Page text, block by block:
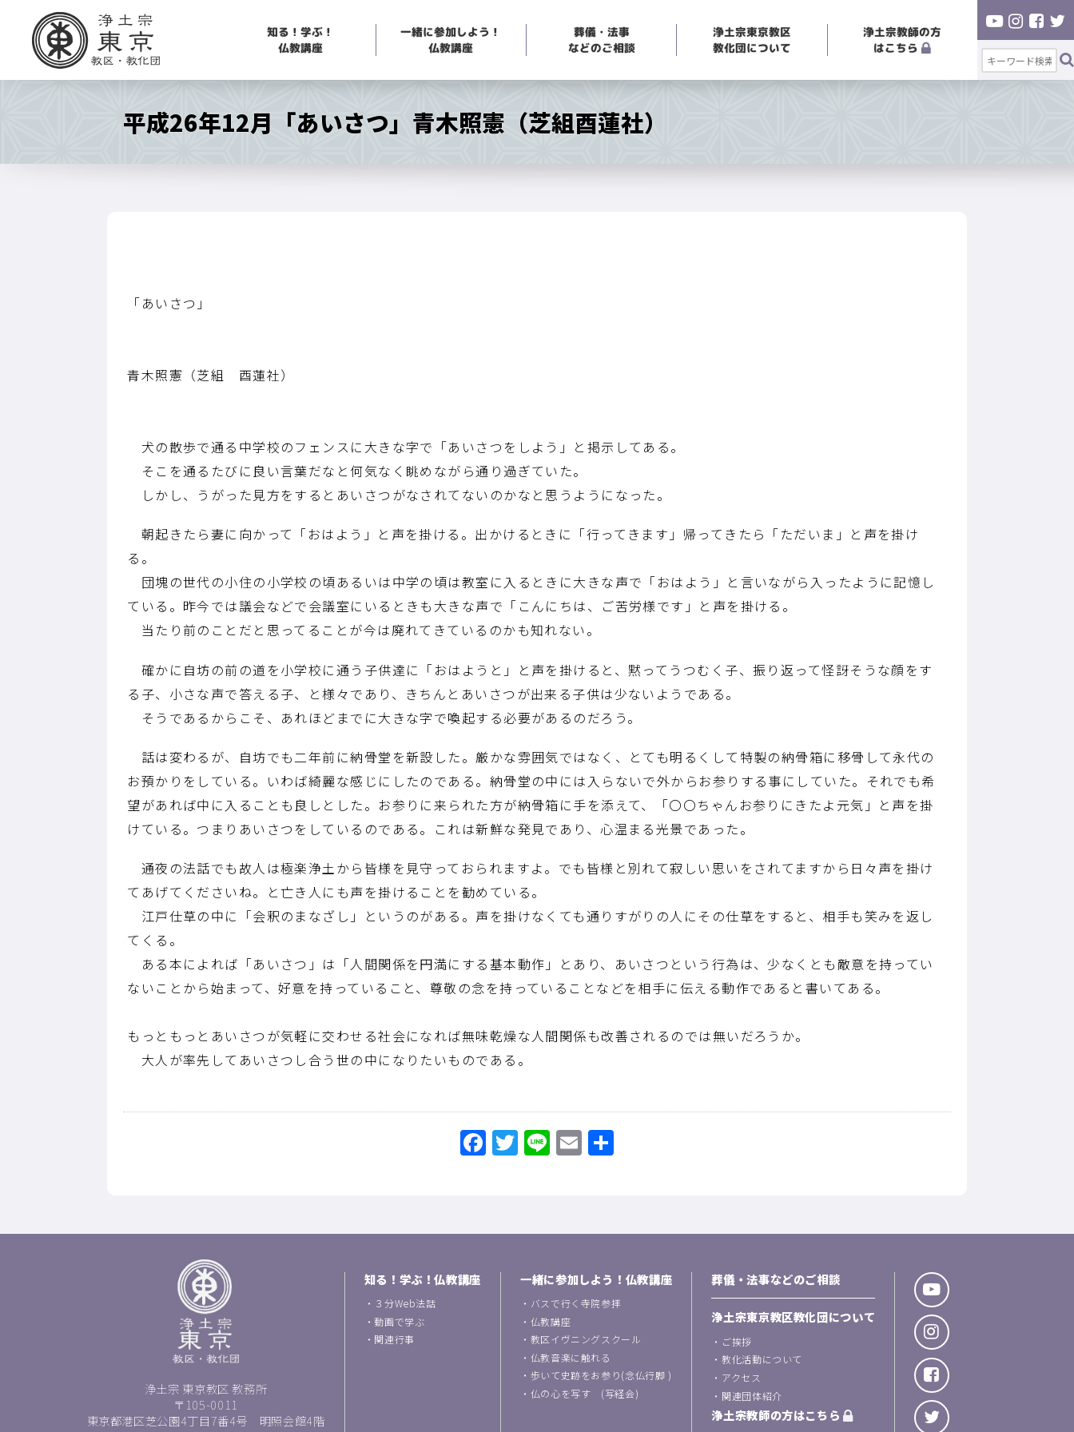
知る！学ぶ！
仏教講座
一緒に参加しよう！
仏教講座
葬儀・法事
などのご相談
浄土宗東京教区
教化団について
浄土宗教師の方
はこちら
平成26年12月「あいさつ」青木照憲（芝組酉蓮社）
「あいさつ」
青木照憲（芝組 酉蓮社）
犬の散歩で通る中学校のフェンスに大きな字で「あいさつをしよう」と掲示してある。
そこを通るたびに良い言葉だなと何気なく眺めながら通り過ぎていた。
しかし、うがった見方をするとあいさつがなされてないのかなと思うようになった。
朝起きたら妻に向かって「おはよう」と声を掛ける。出かけるときに「行ってきます」帰ってきたら「ただいま」と声を掛け
る。
団塊の世代の小住の小学校の頃あるいは中学の頃は教室に入るときに大きな声で「おはよう」と言いながら入ったように記憶し
ている。昨今では議会などで会議室にいるときも大きな声で「こんにちは、ご苦労様です」と声を掛ける。
当たり前のことだと思ってることが今は廃れてきているのかも知れない。
確かに自坊の前の道を小学校に通う子供達に「おはようと」と声を掛けると、黙ってうつむく子、振り返って怪訝そうな顔をす
る子、小さな声で答える子、と様々であり、きちんとあいさつが出来る子供は少ないようである。
そうであるからこそ、あれほどまでに大きな字で喚起する必要があるのだろう。
話は変わるが、自坊でも二年前に納骨堂を新設した。厳かな雰囲気ではなく、とても明るくして特製の納骨箱に移骨して永代の
お預かりをしている。いわば綺麗な感じにしたのである。納骨堂の中には入らないで外からお参りする事にしていた。それでも希
望があれば中に入ることも良しとした。お参りに来られた方が納骨箱に手を添えて、「〇〇ちゃんお参りにきたよ元気」と声を掛
けている。つまりあいさつをしているのである。これは新鮮な発見であり、心温まる光景であった。
通夜の法話でも故人は極楽浄土から皆様を見守っておられますよ。でも皆様と別れて寂しい思いをされてますから日々声を掛け
てあげてくださいね。と亡き人にも声を掛けることを勧めている。
江戸仕草の中に「会釈のまなざし」というのがある。声を掛けなくても通りすがりの人にその仕草をすると、相手も笑みを返し
てくる。
ある本によれば「あいさつ」は「人間関係を円満にする基本動作」とあり、あいさつという行為は、少なくとも敵意を持ってい
ないことから始まって、好意を持っていること、尊敬の念を持っていることなどを相手に伝える動作であると書いてある。
もっともっとあいさつが気軽に交わせる社会になれば無味乾燥な人間関係も改善されるのでは無いだろうか。
大人が率先してあいさつし合う世の中になりたいものである。
Facebook
Twitter
LineEmail
浄土宗 東京教区 教務所
〒105-0011
東京都港区芝公園4丁目7番4号 明照会館4階
知る！学ぶ！仏教講座
・ ３分Web法話
・動画で学ぶ
・ 関連行事
一緒に参加しよう！仏教講座
・ バスで行く寺院参拝
・ 仏教講座
・ 教区イヴニングスクール
・ 仏教音楽に触れる
・ 歩いて史跡をお参り(念仏行脚 )
・ 仏の心を写す (写経会)
葬儀・法事などのご相談
浄土宗東京教区教化団について
・ ご挨拶
・ 教化活動について
・ アクセス
・ 関連団体紹介
浄土宗教師の方はこちら